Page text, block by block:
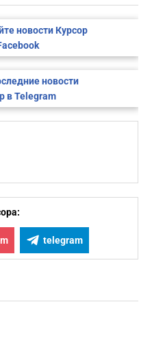
новости Курсор
новости
в Telegram
telegram